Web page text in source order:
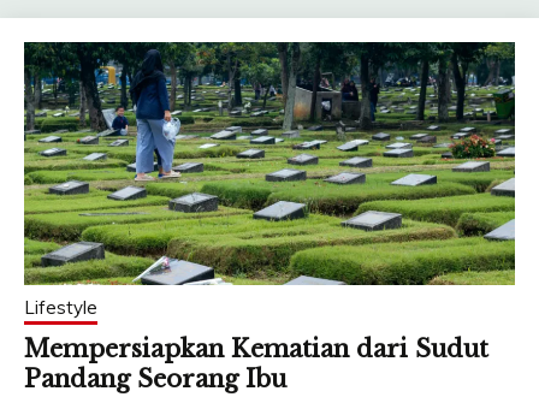
Lifestyle
Mempersiapkan Kematian dari Sudut
Pandang Seorang Ibu